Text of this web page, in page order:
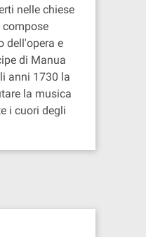
nelle chiese
dell'opera e
di Manua
anni 1730 la
la musica
i cuori degli